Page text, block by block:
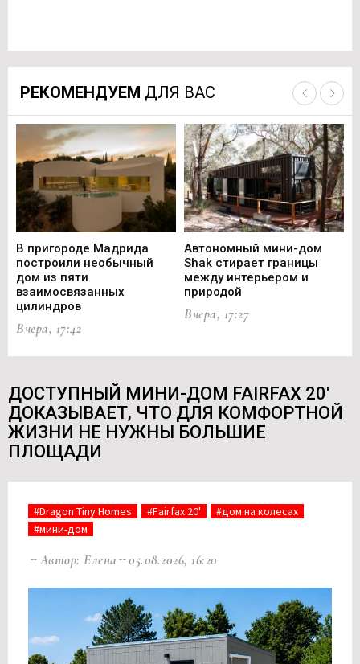
РЕКОМЕНДУЕМ ДЛЯ ВАС
В пригороде Мадрида
построили необычный
дом из пяти
взаимосвязанных
цилиндров
Вчера, 17:42
Автономный мини-дом
Shak стирает границы
между интерьером и
природой
Вчера, 17:27
ДОСТУПНЫЙ МИНИ-ДОМ FAIRFAX 20'
ДОКАЗЫВАЕТ, ЧТО ДЛЯ КОМФОРТНОЙ
ЖИЗНИ НЕ НУЖНЫ БОЛЬШИЕ
ПЛОЩАДИ
#Dragon Tiny Homes #Fairfax 20'
#дом на колесах
#мини-дом
Автор: Елена 05.08.2026, 16:20